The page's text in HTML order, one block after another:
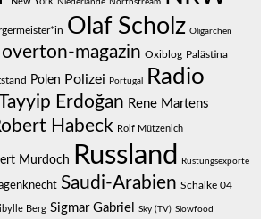
Niederlande Northstream
Olaf Scholz Oligarchen
overton-magazin Oxiblog Palästina
Polen Polizei Portugal Radio
Erdoğan Rene Martens
Habeck Rolf Mützenich
Murdoch Russland Rüstungsexporte
Saudi-Arabien Schalke 04
Berg Sigmar Gabriel Sky (TV) Slowfood